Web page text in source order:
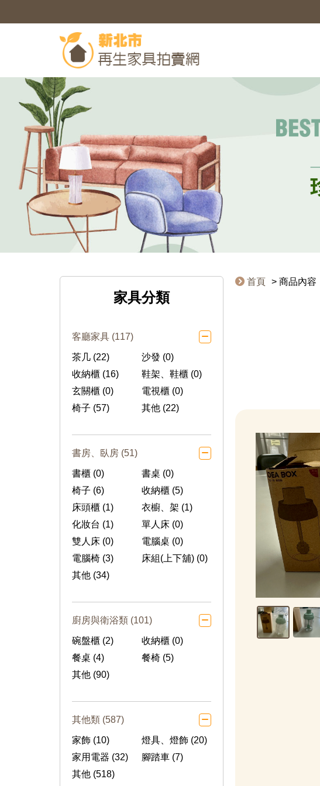
家具分類
客廳家具 (117)
茶几 (22)
沙發 (0)
收納櫃 (16)
鞋架、鞋櫃 (0)
玄關櫃 (0)
電視櫃 (0)
椅子 (57)
其他 (22)
書房、臥房 (51)
書櫃 (0)
書桌 (0)
椅子 (6)
收納櫃 (5)
床頭櫃 (1)
衣櫥、架 (1)
化妝台 (1)
單人床 (0)
雙人床 (0)
電腦桌 (0)
電腦椅 (3)
床組(上下舖) (0)
其他 (34)
廚房與衛浴類 (101)
碗盤櫃 (2)
收納櫃 (0)
餐桌 (4)
餐椅 (5)
其他 (90)
其他類 (587)
家飾 (10)
燈具、燈飾 (20)
家用電器 (32)
腳踏車 (7)
其他 (518)
首頁 商品內容